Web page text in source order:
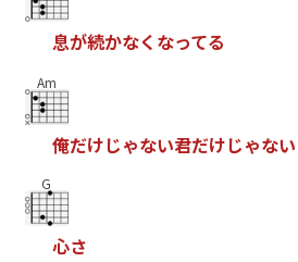
息が続かなく なってる
Am
俺だけじゃない君だけじゃない
G
心さ